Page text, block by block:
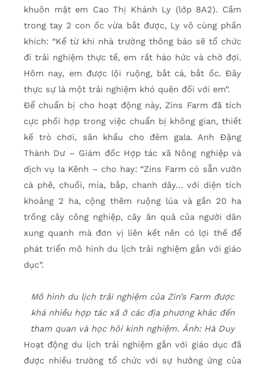
khuôn mặt em Cao Thị Khánh Ly (lớp 8A2). Cầm
trong tay 2 con ốc vừa bắt được, Ly vô cùng phấn
khích: “Kể từ khi nhà trường thông báo sẽ tổ chức
đi trải nghiệm thực tế, em rất háo hức và chờ đợi.
Hôm nay, em được lội ruộng, bắt cá, bắt ốc. Đây
thực sự là một trải nghiệm khó quên đối với em”.
Để chuẩn bị cho hoạt động này, Zins Farm đã tích
cực phối hợp trong việc chuẩn bị không gian, thiết
kế trò chơi, sân khấu cho đêm gala. Anh Đặng
Thành Dư – Giám đốc Hợp tác xã Nông nghiệp và
dịch vụ Ia Kênh – cho hay: “Zins Farm có sẵn vườn
cà phê, chuối, mía, bắp, chanh dây… với diện tích
khoảng 2 ha, cộng thêm ruộng lúa và gần 20 ha
trồng cây công nghiệp, cây ăn quả của người dân
xung quanh mà đơn vị liên kết nên có lợi thế để
phát triển mô hình du lịch trải nghiệm gắn với giáo
dục”.
Mô hình du lịch trải nghiệm của Zin’s Farm được
khá nhiều hợp tác xã ở các địa phương khác đến
tham quan và học hỏi kinh nghiệm. Ảnh: Hà Duy
Hoạt động du lịch trải nghiệm gắn với giáo dục đã
được nhiều trường tổ chức với sự hưởng ứng của